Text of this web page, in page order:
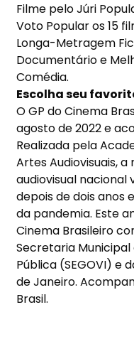
Filme pelo Júri
Voto Popular os 15
Longa-Metragem
Documentário e
Comédia.
Escolha seu
O GP do Cinema
agosto de 2022 e
Realizada pela
Artes Audiovisuais,
audiovisual
depois de dois
da pandemia. Este
Cinema Brasileiro
Secretaria
Pública (SEGOVI) e
de Janeiro.
Brasil.